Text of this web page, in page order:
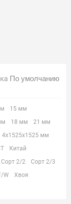
15 мм
18 мм
21 мм
4х1525х1525 мм
Китай
Сорт 2/2
Сорт 2/3
W
Хвоя